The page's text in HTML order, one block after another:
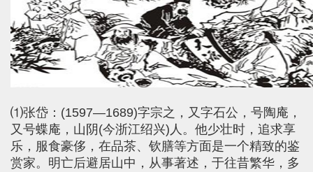
⑴张岱：(1597—1689)字宗之，又字石公，号陶庵，
又号蝶庵，山阴(今浙江绍兴)人。他少壮时，追求享
乐，服食豪侈，在品茶、钦膳等方面是一个精致的鉴
赏家。明亡后避居山中，从事著述，于往昔繁华，多